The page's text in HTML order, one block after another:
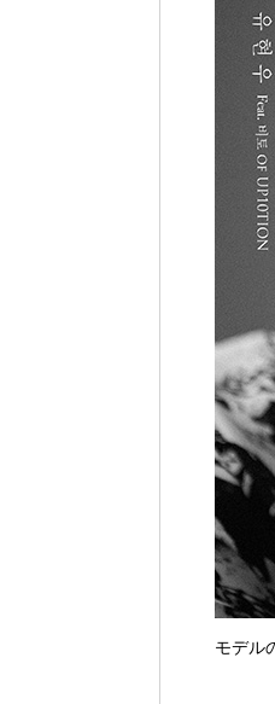
モデル